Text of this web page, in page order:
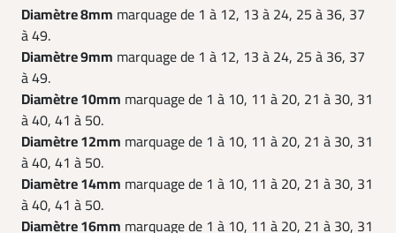
Diamètre 8mm marquage de 1 à 12, 13 à 24, 25 à 36, 37
à 49.
Diamètre 9mm marquage de 1 à 12, 13 à 24, 25 à 36, 37
à 49.
Diamètre 10mm marquage de 1 à 10, 11 à 20, 21 à 30, 31
à 40, 41 à 50.
Diamètre 12mm marquage de 1 à 10, 11 à 20, 21 à 30, 31
à 40, 41 à 50.
Diamètre 14mm marquage de 1 à 10, 11 à 20, 21 à 30, 31
à 40, 41 à 50.
Diamètre 16mm marquage de 1 à 10, 11 à 20, 21 à 30, 31